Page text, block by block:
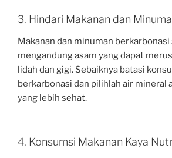
3. Hindari Makanan dan
Makanan dan minuman berkarbonasi
mengandung asam yang dapat
lidah dan gigi. Sebaiknya batasi
berkarbonasi dan pilihlah air mineral
yang lebih sehat.
4. Konsumsi Makanan Kaya